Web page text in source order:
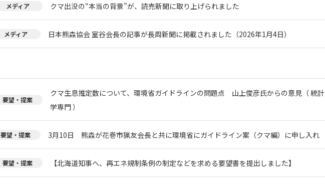
メディア クマ出没の“本当の背景”が、読売新聞に取り上げられました
メディア 日本熊森協会 室谷会長の記事が長周新聞に掲載されました（2026年1月4日）
要望・提案
クマ生息推定数について、環境省ガイドラインの問題点 山上俊彦氏からの意見（ 統計
学専門 ）
要望・提案 3月10日 熊森が花巻市猟友会長と共に環境省にガイドライン案（クマ編）に申し入れ
要望・提案 【北海道知事へ、再エネ規制条例の制定などを求める要望書を提出しました】